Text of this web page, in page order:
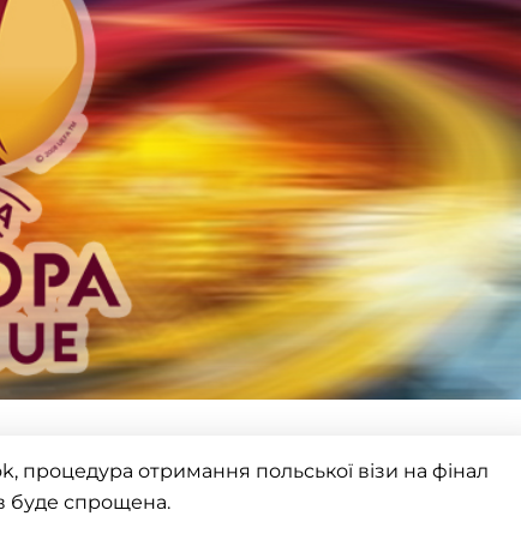
процедура отримання польської візи на фінал
буде спрощена.